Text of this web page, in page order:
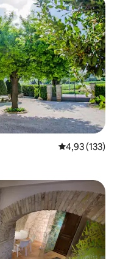
Évaluation
4,93 (133)